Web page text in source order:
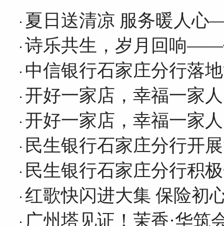
夏日送清凉 服务暖人
诗乐共生，岁月回响——
中信银行石家庄分行落
开好一家店，幸福一家
开好一家店，幸福一家
民生银行石家庄分行开
民生银行石家庄分行积
红歌快闪进大集 保险
广州塔见证！茉香·华筑